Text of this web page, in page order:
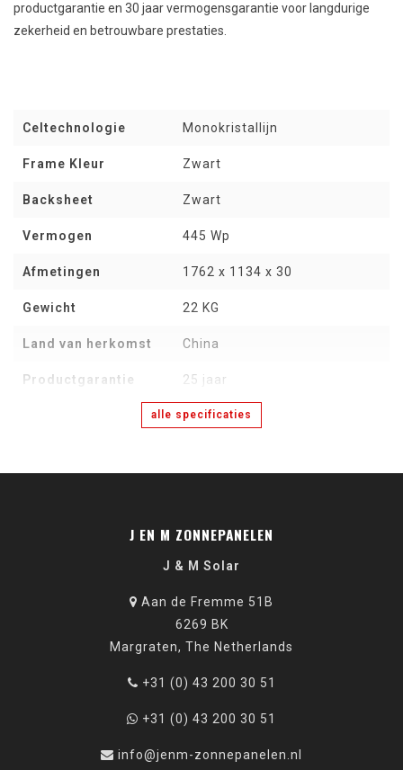
productgarantie en 30 jaar vermogensgarantie voor langdurige
zekerheid en betrouwbare prestaties.
Celtechnologie Monokristallijn
Frame Kleur Zwart
Backsheet Zwart
Vermogen 445 Wp
Afmetingen 1762 x 1134 x 30
Gewicht 22 KG
Land van herkomst China
Productgarantie 25 jaar
alle specificaties
J EN M ZONNEPANELEN
J & M Solar
Aan de Fremme 51B
6269 BK
Margraten, The Netherlands
+31 (0) 43 200 30 51
+31 (0) 43 200 30 51
info@jenm-zonnepanelen.nl